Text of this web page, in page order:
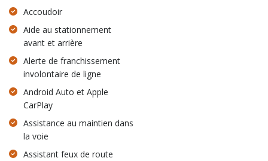
Accoudoir
Aide au stationnement
avant et arrière
Alerte de franchissement
involontaire de ligne
Android Auto et Apple
CarPlay
Assistance au maintien dans
la voie
Assistant feux de route